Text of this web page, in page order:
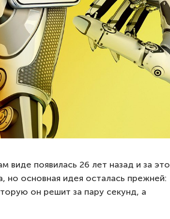
виде появилась 26 лет назад и за это
но основная идея осталась прежней:
он решит за пару секунд, а